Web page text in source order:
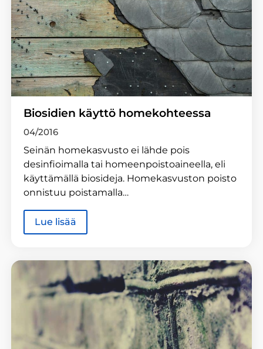
Biosidien käyttö homekohteessa
04/2016
Seinän homekasvusto ei lähde pois
desinfioimalla tai homeenpoistoaineella, eli
käyttämällä biosideja. Homekasvuston poisto
onnistuu poistamalla…
Lue lisää